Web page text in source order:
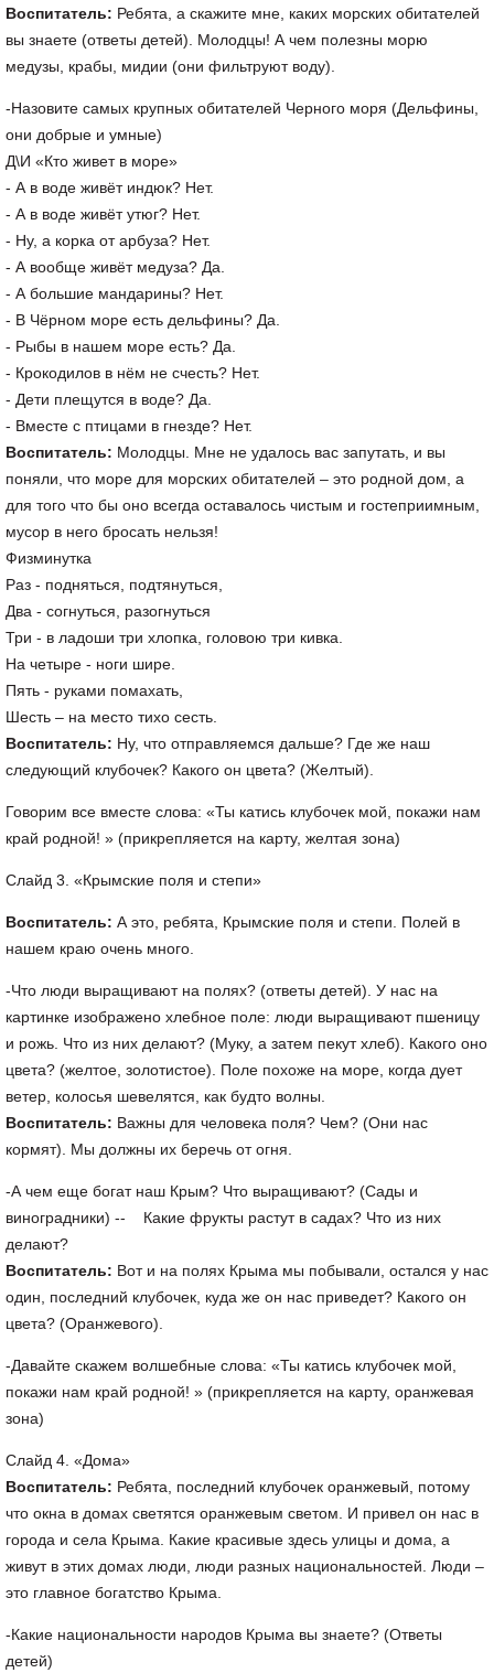
Воспитатель: Ребята, а скажите мне, каких морских обитателей
вы знаете (ответы детей). Молодцы! А чем полезны морю
медузы, крабы, мидии (они фильтруют воду).
-Назовите самых крупных обитателей Черного моря (Дельфины,
они добрые и умные)
Д\И «Кто живет в море»
- А в воде живёт индюк? Нет.
- А в воде живёт утюг? Нет.
- Ну, а корка от арбуза? Нет.
- А вообще живёт медуза? Да.
- А большие мандарины? Нет.
- В Чёрном море есть дельфины? Да.
- Рыбы в нашем море есть? Да.
- Крокодилов в нём не счесть? Нет.
- Дети плещутся в воде? Да.
- Вместе с птицами в гнезде? Нет.
Воспитатель: Молодцы. Мне не удалось вас запутать, и вы
поняли, что море для морских обитателей – это родной дом, а
для того что бы оно всегда оставалось чистым и гостеприимным,
мусор в него бросать нельзя!
Физминутка
Раз - подняться, подтянуться,
Два - согнуться, разогнуться
Три - в ладоши три хлопка, головою три кивка.
На четыре - ноги шире.
Пять - руками помахать,
Шесть – на место тихо сесть.
Воспитатель: Ну, что отправляемся дальше? Где же наш
следующий клубочек? Какого он цвета? (Желтый).
Говорим все вместе слова: «Ты катись клубочек мой, покажи нам
край родной! » (прикрепляется на карту, желтая зона)
Слайд 3. «Крымские поля и степи»
Воспитатель: А это, ребята, Крымские поля и степи. Полей в
нашем краю очень много.
-Что люди выращивают на полях? (ответы детей). У нас на
картинке изображено хлебное поле: люди выращивают пшеницу
и рожь. Что из них делают? (Муку, а затем пекут хлеб). Какого оно
цвета? (желтое, золотистое). Поле похоже на море, когда дует
ветер, колосья шевелятся, как будто волны.
Воспитатель: Важны для человека поля? Чем? (Они нас
кормят). Мы должны их беречь от огня.
-А чем еще богат наш Крым? Что выращивают? (Сады и
виноградники) -- Какие фрукты растут в садах? Что из них
делают?
Воспитатель: Вот и на полях Крыма мы побывали, остался у нас
один, последний клубочек, куда же он нас приведет? Какого он
цвета? (Оранжевого).
-Давайте скажем волшебные слова: «Ты катись клубочек мой,
покажи нам край родной! » (прикрепляется на карту, оранжевая
зона)
Слайд 4. «Дома»
Воспитатель: Ребята, последний клубочек оранжевый, потому
что окна в домах светятся оранжевым светом. И привел он нас в
города и села Крыма. Какие красивые здесь улицы и дома, а
живут в этих домах люди, люди разных национальностей. Люди –
это главное богатство Крыма.
-Какие национальности народов Крыма вы знаете? (Ответы
детей)